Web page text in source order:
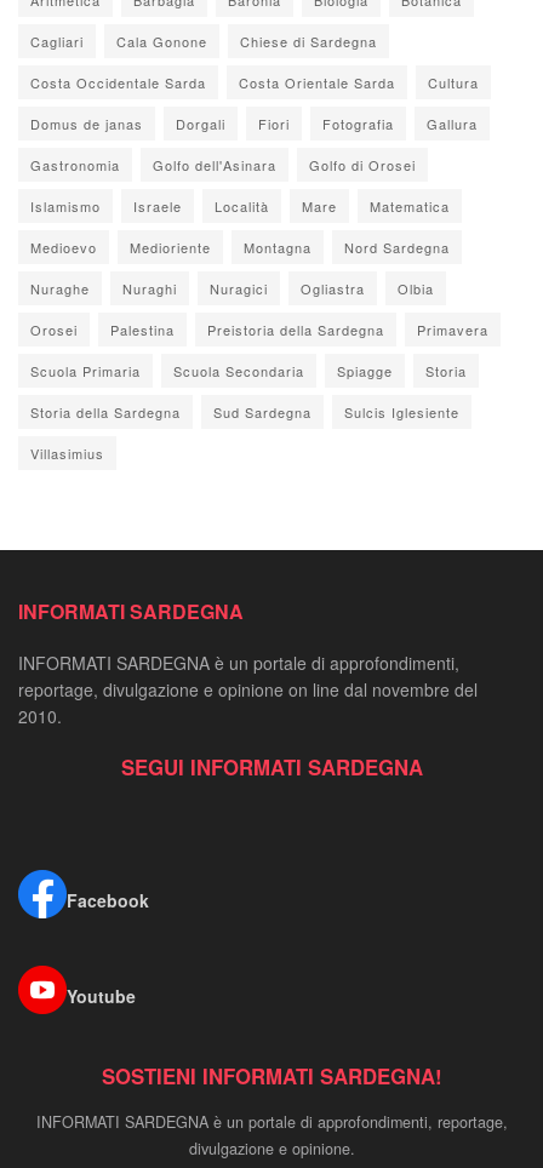
Cagliari Cala Gonone Chiese di Sardegna
Costa Occidentale Sarda Costa Orientale Sarda Cultura
Domus de janas Dorgali Fiori Fotografia Gallura
Gastronomia Golfo dell'Asinara Golfo di Orosei
Islamismo Israele Località Mare Matematica
Medioevo Medioriente Montagna Nord Sardegna
Nuraghe Nuraghi Nuragici Ogliastra Olbia
Orosei Palestina Preistoria della Sardegna Primavera
Scuola Primaria Scuola Secondaria Spiagge Storia
Storia della Sardegna Sud Sardegna Sulcis Iglesiente
Villasimius
INFORMATI SARDEGNA
INFORMATI SARDEGNA è un portale di approfondimenti,
reportage, divulgazione e opinione on line dal novembre del
2010.
SEGUI INFORMATI SARDEGNA
Facebook
Youtube
SOSTIENI INFORMATI SARDEGNA!
INFORMATI SARDEGNA è un portale di approfondimenti, reportage,
divulgazione e opinione.